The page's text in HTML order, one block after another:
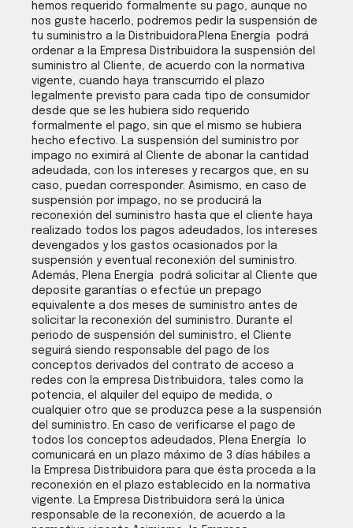
hemos requerido formalmente su pago, aunque no
nos guste hacerlo, podremos pedir la suspensión de
tu suministro a la Distribuidora.Plena Energía podrá
ordenar a la Empresa Distribuidora la suspensión del
suministro al Cliente, de acuerdo con la normativa
vigente, cuando haya transcurrido el plazo
legalmente previsto para cada tipo de consumidor
desde que se les hubiera sido requerido
formalmente el pago, sin que el mismo se hubiera
hecho efectivo. La suspensión del suministro por
impago no eximirá al Cliente de abonar la cantidad
adeudada, con los intereses y recargos que, en su
caso, puedan corresponder. Asimismo, en caso de
suspensión por impago, no se producirá la
reconexión del suministro hasta que el cliente haya
realizado todos los pagos adeudados, los intereses
devengados y los gastos ocasionados por la
suspensión y eventual reconexión del suministro.
Además, Plena Energía podrá solicitar al Cliente que
deposite garantías o efectúe un prepago
equivalente a dos meses de suministro antes de
solicitar la reconexión del suministro. Durante el
periodo de suspensión del suministro, el Cliente
seguirá siendo responsable del pago de los
conceptos derivados del contrato de acceso a
redes con la empresa Distribuidora, tales como la
potencia, el alquiler del equipo de medida, o
cualquier otro que se produzca pese a la suspensión
del suministro. En caso de verificarse el pago de
todos los conceptos adeudados, Plena Energía lo
comunicará en un plazo máximo de 3 días hábiles a
la Empresa Distribuidora para que ésta proceda a la
reconexión en el plazo establecido en la normativa
vigente. La Empresa Distribuidora será la única
responsable de la reconexión, de acuerdo a la